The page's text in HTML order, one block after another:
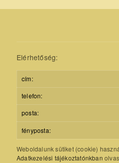
Elérhetőség:
cím:
telefon:
posta:
fényposta:
Weboldalunk sütiket (cookie)
Adatkezelési tájékoztatónkban